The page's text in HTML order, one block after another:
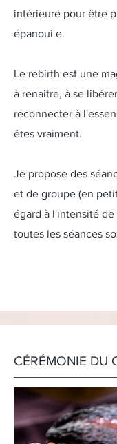
intérieure pour être
épanoui.e.
Le rebirth est une
à renaitre, à se
reconnecter à
êtes vraiment.
Je propose des
et de groupe (en
égard à l'intensité
toutes les séances
CÉRÉMONIE DU